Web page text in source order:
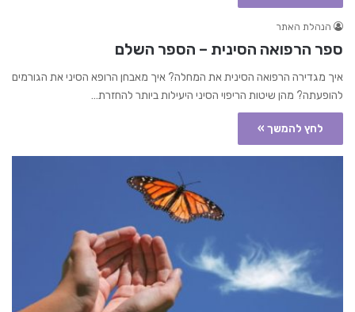
הנהלת האתר
ספר הרפואה הסינית – הספר השלם
איך מגדירה הרפואה הסינית את המחלה? איך מאבחן הרופא הסיני את הגורמים
להופעתה? מהן שיטות הריפוי הסיני היעילות ביותר להחזרת…
לחץ להמשך »